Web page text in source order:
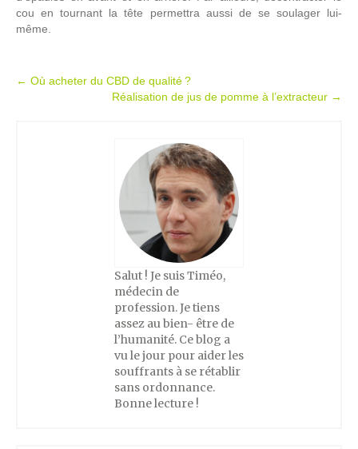
cou en tournant la tête permettra aussi de se soulager lui-
même.
Post
← Où acheter du CBD de qualité ?
Réalisation de jus de pomme à l’extracteur →
Salut ! Je suis Timéo,
médecin de
profession. Je tiens
assez au bien- être de
l’humanité. Ce blog a
vu le jour pour aider les
souffrants à se rétablir
sans ordonnance.
Bonne lecture !